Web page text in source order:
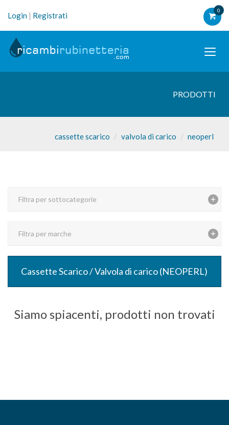
Login | Registrati
0
PRODOTTI
cassette scarico valvola di carico neoperl
Filtra per sottocategorie
Filtra per marche
Cassette Scarico / Valvola di carico (NEOPERL)
Siamo spiacenti, prodotti non trovati